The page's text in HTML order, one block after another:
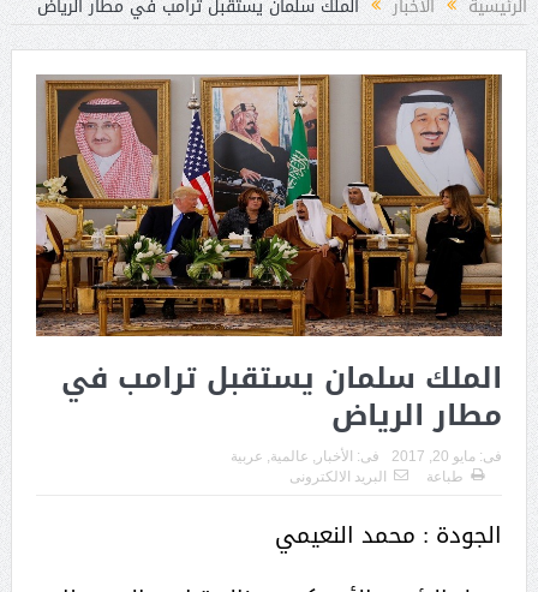
الملك سلمان يستقبل ترامب في
مطار الرياض
فى: مايو 20, 2017 فى: الأخبار , عالمية, عربية
طباعة
البريد الالكترونى
الجودة : محمد النعيمي